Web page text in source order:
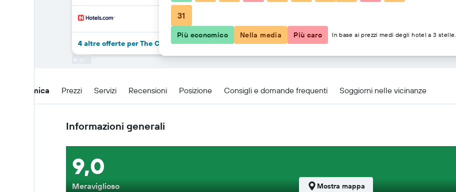
4 altre offerte per The Chalets Motel
Panoramica Prezzi Servizi Recensioni Posizione Consigli e domande frequenti Soggiorni nelle vicinanze
Informazioni generali
9,0
Meraviglioso Mostra mappa
31
Più economico Nella media Più caro In base ai prezzi medi degli hotel a 3 stelle.